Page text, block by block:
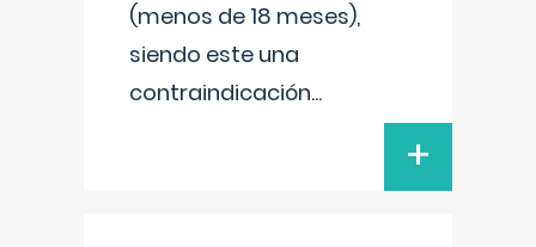
(menos de 18 meses),
siendo este una
contraindicación...
+